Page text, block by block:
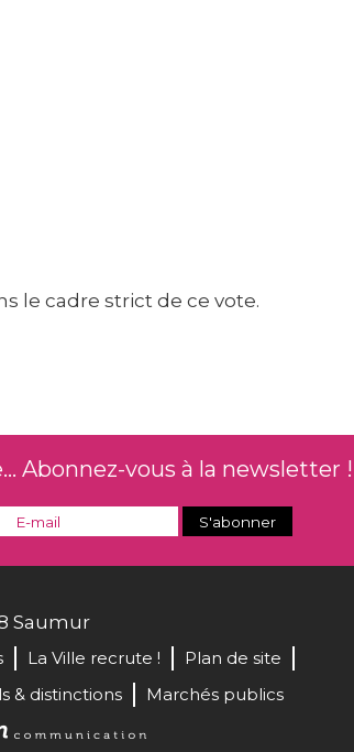
le cadre strict de ce vote.
Abonnez-vous à la newsletter !
Saumur
La Ville recrute !
Plan de site
& distinctions
Marchés publics